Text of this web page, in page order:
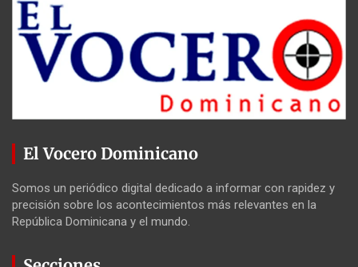
El Vocero Dominicano
Somos un periódico digital dedicado a informar con rapidez y
precisión sobre los acontecimientos más relevantes en la
República Dominicana y el mundo.